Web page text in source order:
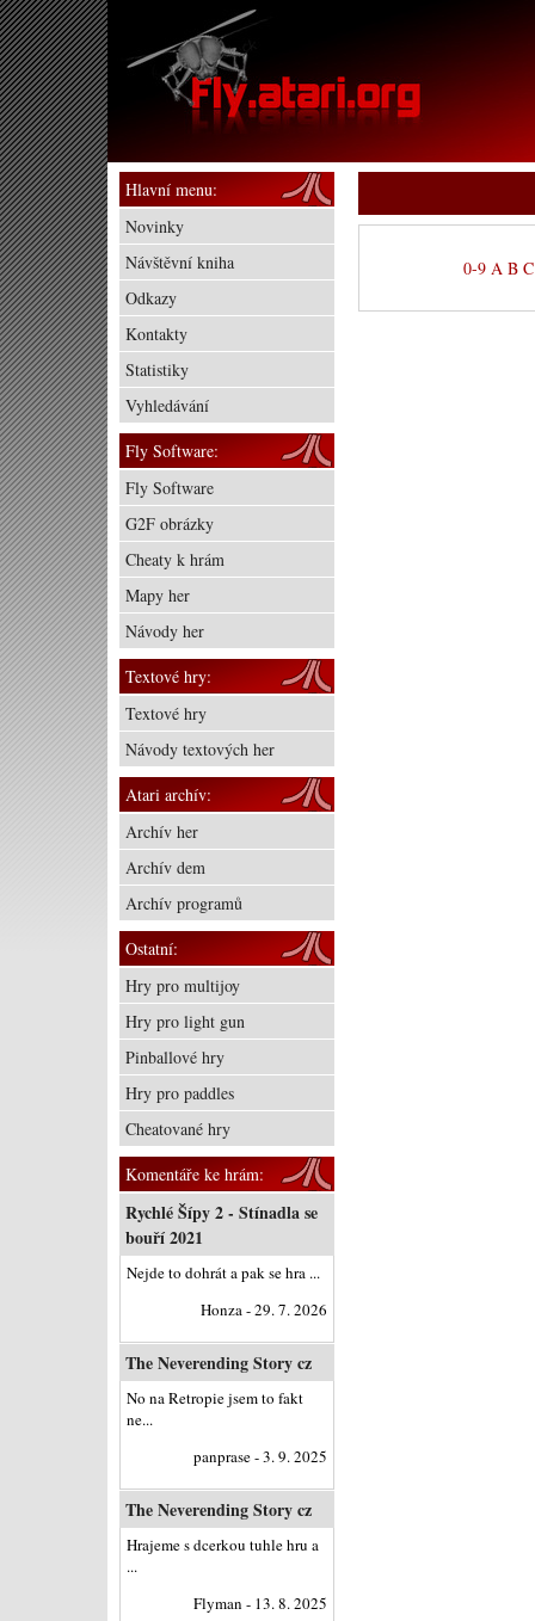
0-9 A B C
Hlavní menu:
Novinky
Návštěvní kniha
Odkazy
Kontakty
Statistiky
Vyhledávání
Fly Software:
Fly Software
G2F obrázky
Cheaty k hrám
Mapy her
Návody her
Textové hry:
Textové hry
Návody textových her
Atari archív:
Archív her
Archív dem
Archív programů
Ostatní:
Hry pro multijoy
Hry pro light gun
Pinballové hry
Hry pro paddles
Cheatované hry
Komentáře ke hrám:
Rychlé Šípy 2 - Stínadla se
bouří 2021
Nejde to dohrát a pak se hra ...
Honza - 29. 7. 2026
The Neverending Story cz
No na Retropie jsem to fakt
ne...
panprase - 3. 9. 2025
The Neverending Story cz
Hrajeme s dcerkou tuhle hru a
...
Flyman - 13. 8. 2025